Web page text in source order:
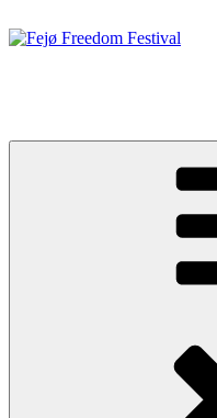
til